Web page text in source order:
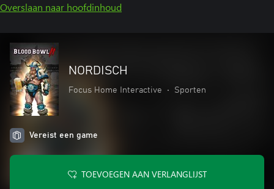
Overslaan naar hoofdinhoud
NORDISCH
Focus Home Interactive • Sporten
Vereist een game
TOEVOEGEN AAN VERLANGLIJST